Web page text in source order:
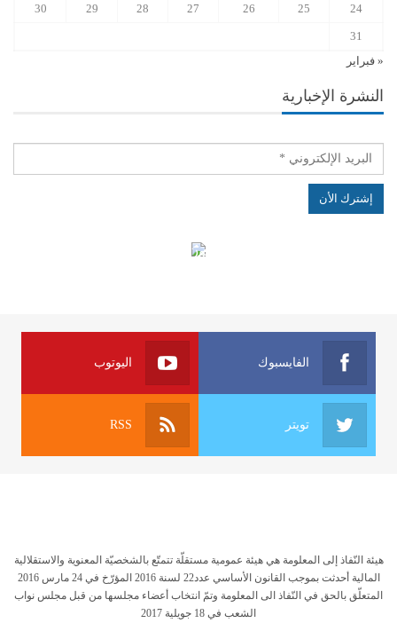
24
25
26
27
28
29
30
31
« فبراير
النشرة الإخبارية
الهياكل الخاضعة لقانون النفاذ إلى المعلومة
الفايسبوك اليوتوب
تويتر RSS
هيئة النّفاذ إلى المعلومة هي هيئة عمومية مستقلّة تتمتّع بالشخصيّة المعنوية والاستقلالية
المالية أحدثت بموجب القانون الأساسي عدد22 لسنة 2016 المؤرّخ في 24 مارس 2016
المتعلّق بالحق في النّفاذ الى المعلومة وتمّ انتخاب أعضاء مجلسها من قبل مجلس نواب
الشعب في 18 جويلية 2017